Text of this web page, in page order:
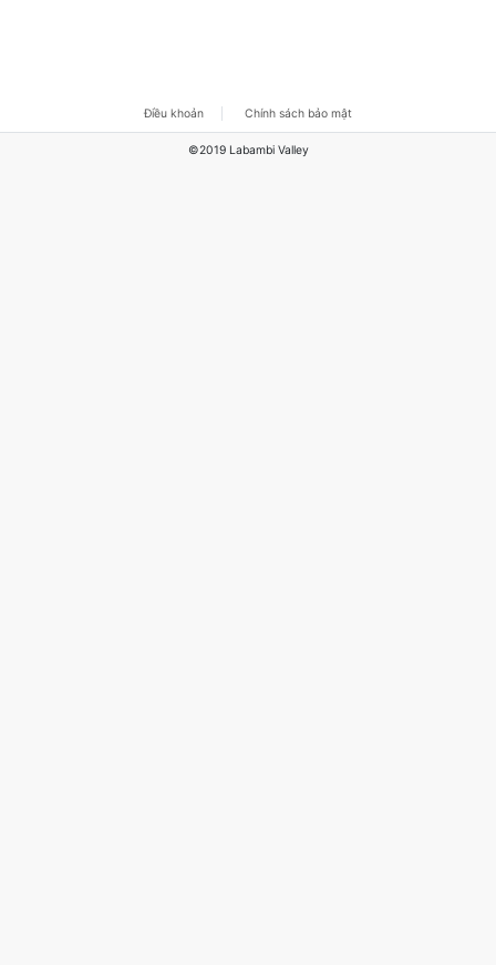
Điều khoản Chính sách bảo mật
©2019 Labambi Valley